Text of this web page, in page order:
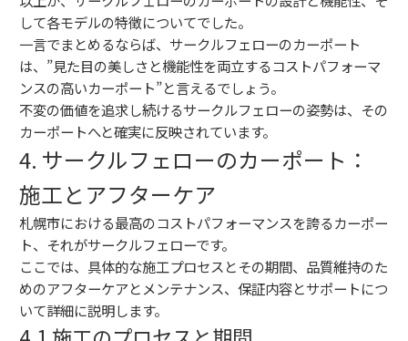
して各モデルの特徴についてでした。
一言でまとめるならば、サークルフェローのカーポート
は、”見た目の美しさと機能性を両立するコストパフォーマ
ンスの高いカーポート”と言えるでしょう。
不変の価値を追求し続けるサークルフェローの姿勢は、その
カーポートへと確実に反映されています。
4. サークルフェローのカーポート：
施工とアフターケア
札幌市における最高のコストパフォーマンスを誇るカーポー
ト、それがサークルフェローです。
ここでは、具体的な施工プロセスとその期間、品質維持のた
めのアフターケアとメンテナンス、保証内容とサポートにつ
いて詳細に説明します。